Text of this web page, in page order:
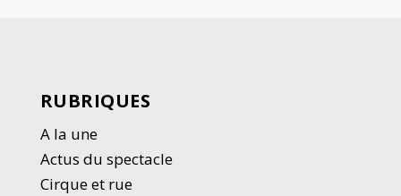
RUBRIQUES
A la une
Actus du spectacle
Cirque et rue